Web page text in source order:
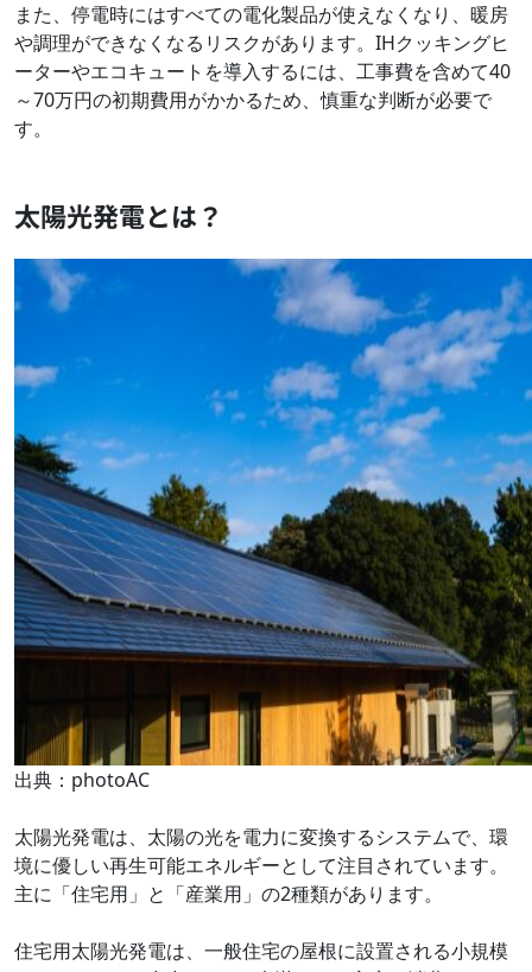
また、停電時にはすべての電化製品が使えなくなり、暖房
や調理ができなくなるリスクがあります。IHクッキングヒ
ーターやエコキュートを導入するには、工事費を含めて40
～70万円の初期費用がかかるため、慎重な判断が必要で
す。
太陽光発電とは？
出典：photoAC
太陽光発電は、太陽の光を電力に変換するシステムで、環
境に優しい再生可能エネルギーとして注目されています。
主に「住宅用」と「産業用」の2種類があります。
住宅用太陽光発電は、一般住宅の屋根に設置される小規模